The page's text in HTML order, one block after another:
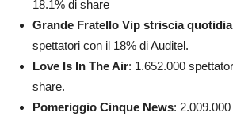
18.1% di share
Grande Fratello Vip striscia
spettatori con il 18% di Auditel.
Love Is In The Air: 1.652.000
share.
Pomeriggio Cinque News: